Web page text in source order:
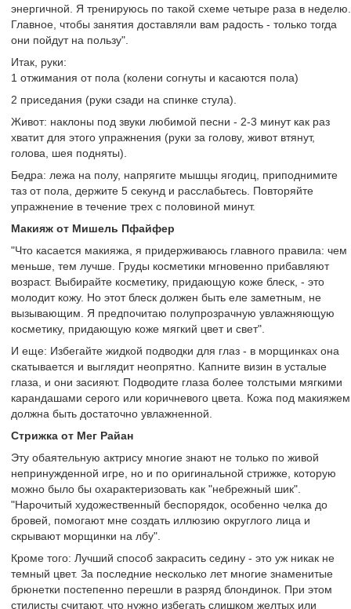
энергичной. Я тренируюсь по такой схеме четыре раза в неделю.
Главное, чтобы занятия доставляли вам радость - только тогда
они пойдут на пользу".
Итак, руки:
1 отжимания от пола (колени согнуты и касаются пола)
2 приседания (руки сзади на спинке стула).
Живот: наклоны под звуки любимой песни - 2-3 минут как раз
хватит для этого упражнения (руки за голову, живот втянут,
голова, шея подняты).
Бедра: лежа на полу, напрягите мышцы ягодиц, приподнимите
таз от пола, держите 5 секунд и расслабьтесь. Повторяйте
упражнение в течение трех с половиной минут.
Макияж от Мишель Пфайфер
"Что касается макияжа, я придерживаюсь главного правила: чем
меньше, тем лучше. Груды косметики мгновенно прибавляют
возраст. Выбирайте косметику, придающую коже блеск, - это
молодит кожу. Но этот блеск должен быть еле заметным, не
вызывающим. Я предпочитаю полупрозрачную увлажняющую
косметику, придающую коже мягкий цвет и свет".
И еще: Избегайте жидкой подводки для глаз - в морщинках она
скатывается и выглядит неопрятно. Капните визин в усталые
глаза, и они засияют. Подводите глаза более толстыми мягкими
карандашами серого или коричневого цвета. Кожа под макияжем
должна быть достаточно увлажненной.
Стрижка от Мег Райан
Эту обаятельную актрису многие знают не только по живой
непринужденной игре, но и по оригинальной стрижке, которую
можно было бы охарактеризовать как "небрежный шик".
"Нарочитый художественный беспорядок, особенно челка до
бровей, помогают мне создать иллюзию округлого лица и
скрывают морщинки на лбу".
Кроме того: Лучший способ закрасить седину - это уж никак не
темный цвет. За последние несколько лет многие знаменитые
брюнетки постепенно перешли в разряд блондинок. При этом
стилисты считают, что нужно избегать слишком желтых или